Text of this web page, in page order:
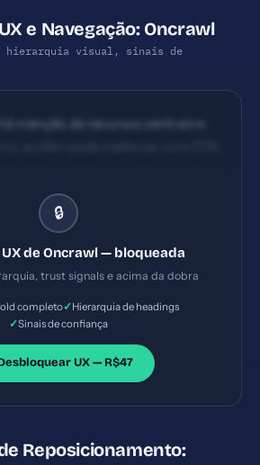
e Navegação: Oncrawl
hierarquia visual, sinais de
menção de recursos centrais e
visual funcional com headings
fluxo de leitura segue
🔒
de Oncrawl — bloqueada
trust signals e acima da dobra
completo✓Hierarquia de headings
✓Sinais de confiança
UX — R$47
Reposicionamento: